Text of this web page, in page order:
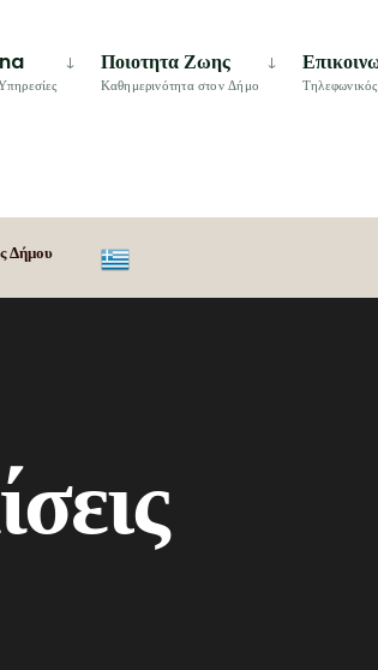
Ποιοτητα Ζωης
Καθημερινότητα στον Δήμο
Δήμου